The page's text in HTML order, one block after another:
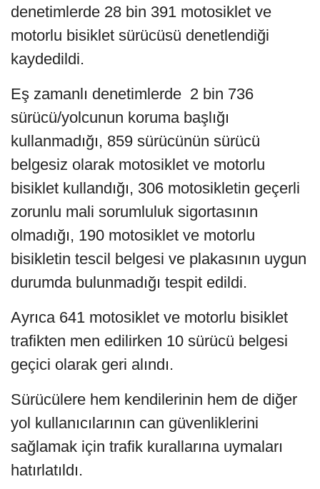
denetimlerde 28 bin 391 motosiklet ve
motorlu bisiklet sürücüsü denetlendiği
kaydedildi.
Eş zamanlı denetimlerde 2 bin 736
sürücü/yolcunun koruma başlığı
kullanmadığı, 859 sürücünün sürücü
belgesiz olarak motosiklet ve motorlu
bisiklet kullandığı, 306 motosikletin geçerli
zorunlu mali sorumluluk sigortasının
olmadığı, 190 motosiklet ve motorlu
bisikletin tescil belgesi ve plakasının uygun
durumda bulunmadığı tespit edildi.
Ayrıca 641 motosiklet ve motorlu bisiklet
trafikten men edilirken 10 sürücü belgesi
geçici olarak geri alındı.
Sürücülere hem kendilerinin hem de diğer
yol kullanıcılarının can güvenliklerini
sağlamak için trafik kurallarına uymaları
hatırlatıldı.